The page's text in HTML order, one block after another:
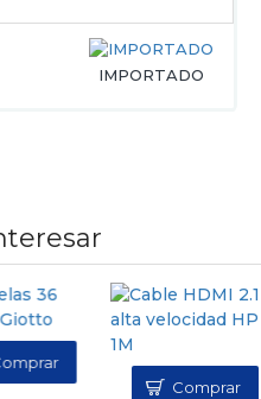
IMPORTADO
Comprar